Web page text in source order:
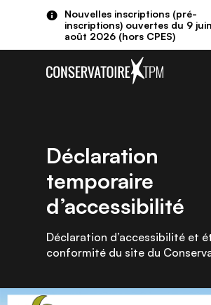
Aller au contenu principalNouvelles inscriptions (pré-
inscriptions) ouvertes du 9
août 2026 (hors CPES)
Déclaration
temporaire
d’accessibilité
Déclaration d’accessibilité et
conformité du site du
Panneau de gestion des cookies